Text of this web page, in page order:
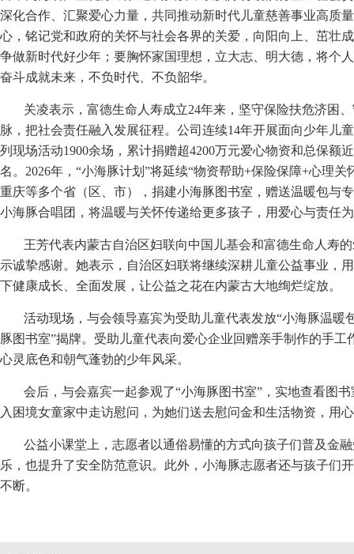
深化合作、汇聚爱心力量，共同推动新时代儿童慈善事业高质
心，铭记党和政府的关怀与社会各界的关爱，向阳向上、茁壮
争做新时代好少年；要胸怀家国理想，立大志、明大德，将个
奋斗成就未来，不负时代、不负韶华。
关凌表示，富德生命人寿成立24年来，坚守保险扶危济困
脉，把社会责任融入发展征程。公司连续14年开展面向少年儿
列现场活动1900余场，累计捐赠超4200万元爱心物资和总保额
名。2026年，“小海豚计划”将延续“物资帮助+保险保障+心理
重庆等多个省（区、市），捐建小海豚图书室，赠送温暖包与
小海豚合唱团，将温暖与关怀传递给更多孩子，用爱心与责任
王芳代表内蒙古自治区妇联向中国儿基会和富德生命人寿
示诚挚感谢。她表示，自治区妇联将继续深耕儿童公益事业，
下健康成长、全面发展，让公益之花在内蒙古大地绚烂绽放。
活动现场，与会领导嘉宾为受助儿童代表发放“小海豚温暖
豚图书室”揭牌。受助儿童代表向爱心企业回赠亲手制作的手
心灵底色和朝气蓬勃的少年风采。
会后，与会嘉宾一起参观了“小海豚图书室”，实地查看图
入困境女童家中走访慰问，为她们送去慰问金和生活物资，用
公益小课堂上，志愿者以通俗易懂的方式向孩子们普及金
乐，也提升了安全防范意识。此外，小海豚志愿者还与孩子们
不断。